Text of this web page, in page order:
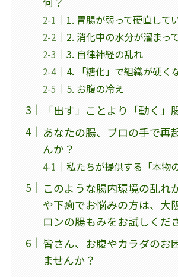
1. 胃腸が弱って硬直して
2. 消化中の水分が溜まっ
3. 自律神経の乱れ
4. 「糖化」で組織が硬く
5. お腹の冷え
「出す」ことより「動く」
あなたの腸、プロの手で再
んか？
私たちが提供する「本物
このような腸内環境の乱れ
や下痢でお悩みの方は、大
ロンの腸もみをお試しくだ
皆さん、お腹やカラダのお
ませんか？